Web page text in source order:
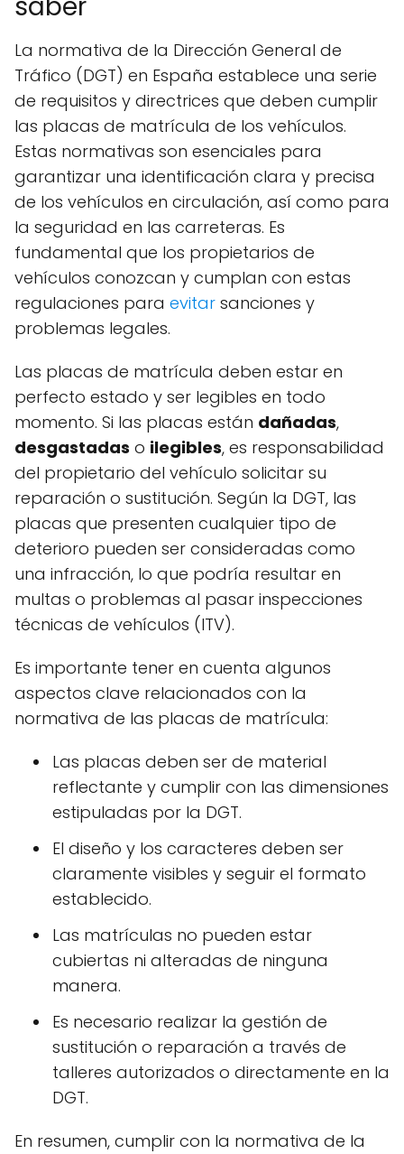
La normativa de la Dirección General de
Tráfico (DGT) en España establece una serie
de requisitos y directrices que deben cumplir
las placas de matrícula de los vehículos.
Estas normativas son esenciales para
garantizar una identificación clara y precisa
de los vehículos en circulación, así como para
la seguridad en las carreteras. Es
fundamental que los propietarios de
vehículos conozcan y cumplan con estas
regulaciones para evitar sanciones y
problemas legales.
Las placas de matrícula deben estar en
perfecto estado y ser legibles en todo
momento. Si las placas están dañadas,
desgastadas o ilegibles, es responsabilidad
del propietario del vehículo solicitar su
reparación o sustitución. Según la DGT, las
placas que presenten cualquier tipo de
deterioro pueden ser consideradas como
una infracción, lo que podría resultar en
multas o problemas al pasar inspecciones
técnicas de vehículos (ITV).
Es importante tener en cuenta algunos
aspectos clave relacionados con la
normativa de las placas de matrícula:
Las placas deben ser de material
reflectante y cumplir con las dimensiones
estipuladas por la DGT.
El diseño y los caracteres deben ser
claramente visibles y seguir el formato
establecido.
Las matrículas no pueden estar
cubiertas ni alteradas de ninguna
manera.
Es necesario realizar la gestión de
sustitución o reparación a través de
talleres autorizados o directamente en la
DGT.
En resumen, cumplir con la normativa de la